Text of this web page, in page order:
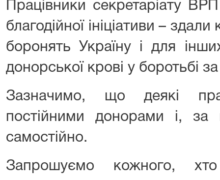
Працівники секретаріату
благодійної ініціативи –
боронять Україну і для
донорської крові у боротьбі
Зазначимо, що деякі
постійними донорами і, за
самостійно.
Запрошуємо кожного,